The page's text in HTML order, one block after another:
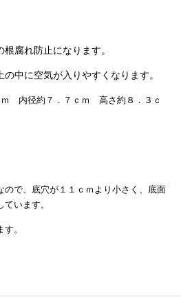
腐れ防止になります。
中に空気が入りやすくなります。
内径約７．７ｃｍ 高さ約８．３ｃ
ので、底穴が１１ｃｍより小さく、底面
います。
す。